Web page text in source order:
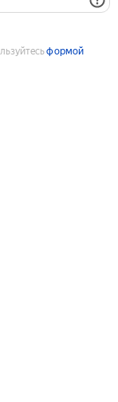
формой